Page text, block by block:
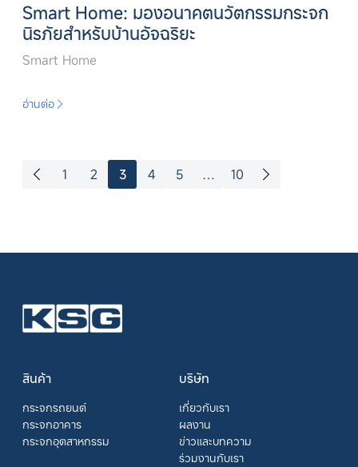
Smart Home: มองอนาคตนวัตกรรมกระจก
นิรภัยสำหรับบ้านอัจฉริยะ
Smart Home
อ่านต่อ
Posts navigation
1 2 3 4 5 … 10
สินค้า
กระจกรถยนต์
กระจกอาคาร
กระจกอุตสาหกรรม
บริษัท
เกี่ยวกับเรา
ผลงาน
ข่าวและบทความ
ร่วมงานกับเรา